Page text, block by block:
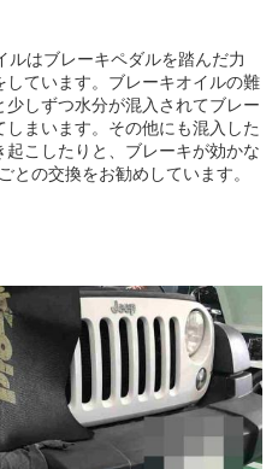
はブレーキペダルを踏んだ力
ています。ブレーキオイルの難
しずつ水分が混入されてブレー
まいます。その他にも混入した
こしたりと、ブレーキが効かな
との交換をお勧めしています。